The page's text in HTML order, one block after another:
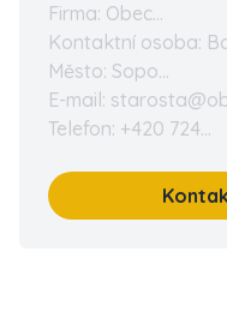
Firma: Obec...
Kontaktní osoba:
Město: Sopo...
E-mail:
Telefon: +420 724...